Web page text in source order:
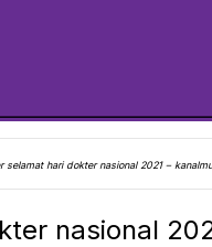
selamat hari dokter nasional 2021 – kanalmu
nasional